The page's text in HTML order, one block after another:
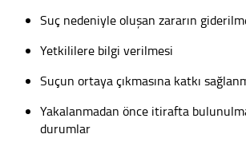
Suç nedeniyle oluşan zararın
Yetkililere bilgi verilmesi
Suçun ortaya çıkmasına katkı
Yakalanmadan önce itirafta
durumlar